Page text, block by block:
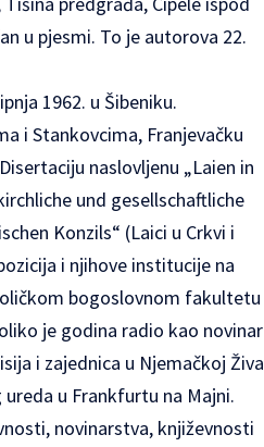
u pjesmi. To je autorova 22.
1962. u Šibeniku.
i Stankovcima, Franjevačku
naslovljenu „Laien in
und gesellschaftliche
Konzils“ (Laici u Crkvi i
i njihove institucije na
bogoslovnom fakultetu
je godina radio kao novinar
i zajednica u Njemačkoj Živa
u Frankfurtu na Majni.
novinarstva, književnosti